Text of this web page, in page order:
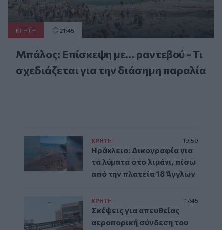
ΚΡΗΤΗ 21:45
Μπάλος: Επίσκεψη με… ραντεβού - Τι
σχεδιάζεται για την διάσημη παραλία
ΚΡΗΤΗ 19:59
Ηράκλειο: Δικογραφία για
τα λύματα στο λιμάνι, πίσω
από την πλατεία 18 Άγγλων
ΚΡΗΤΗ 17:45
Σκέψεις για απευθείας
αεροπορική σύνδεση του